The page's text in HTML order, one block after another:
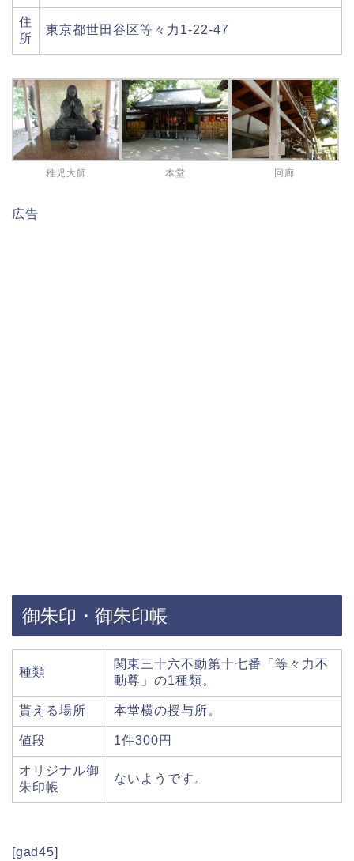
住
所
東京都世田谷区等々力1-22-47
稚児大師 本堂 回廊
広告
御朱印・御朱印帳
種類
関東三十六不動第十七番「等々力不
動尊」の1種類。
貰える場所 本堂横の授与所。
値段 1件300円
オリジナル御
朱印帳
ないようです。
[gad45]